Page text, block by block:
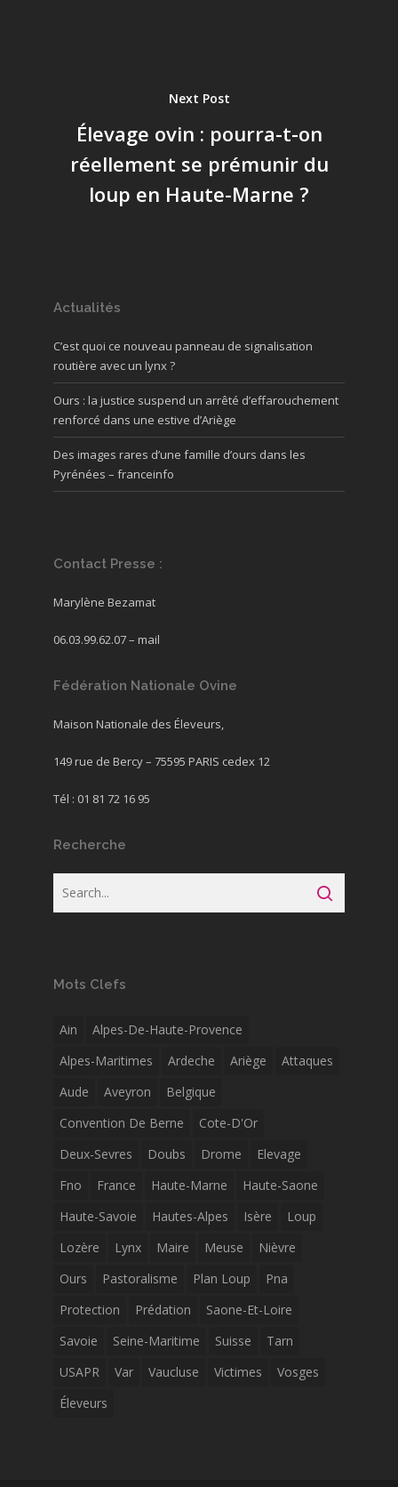
Next Post
Élevage ovin : pourra-t-on
réellement se prémunir du
loup en Haute-Marne ?
Actualités
C’est quoi ce nouveau panneau de signalisation
routière avec un lynx ?
Ours : la justice suspend un arrêté d’effarouchement
renforcé dans une estive d’Ariège
Des images rares d’une famille d’ours dans les
Pyrénées – franceinfo
Contact Presse :
Marylène Bezamat
06.03.99.62.07 – mail
Fédération Nationale Ovine
Maison Nationale des Éleveurs,
149 rue de Bercy – 75595 PARIS cedex 12
Tél : 01 81 72 16 95
Recherche
Mots Clefs
Ain
Alpes-De-Haute-Provence
Alpes-Maritimes
Ardeche Ariège
Attaques
Aude
Aveyron
Belgique
Convention De Berne
Cote-D'Or
Deux-Sevres
Doubs Drome
Elevage
Fno
France Haute-Marne
Haute-Saone
Haute-Savoie
Hautes-Alpes Isère
Loup
Lozère
Lynx Maire Meuse
Nièvre
Ours
Pastoralisme Plan Loup
Pna
Protection
Prédation
Saone-Et-Loire
Savoie
Seine-Maritime Suisse
Tarn
USAPR
Var Vaucluse Victimes
Vosges
Éleveurs